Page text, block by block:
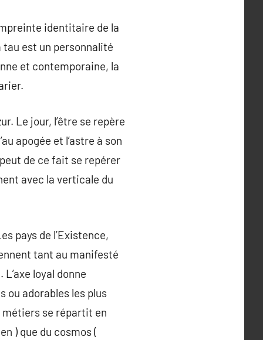
identitaire de la
tau est un personnalité
et contemporaine, la
Le jour, l’être se repère
apogée et l’astre à son
de ce fait se repérer
avec la verticale du
pays de l’Existence,
tant au manifesté
loyal donne
ou adorables les plus
métiers se répartit en
) que du cosmos (